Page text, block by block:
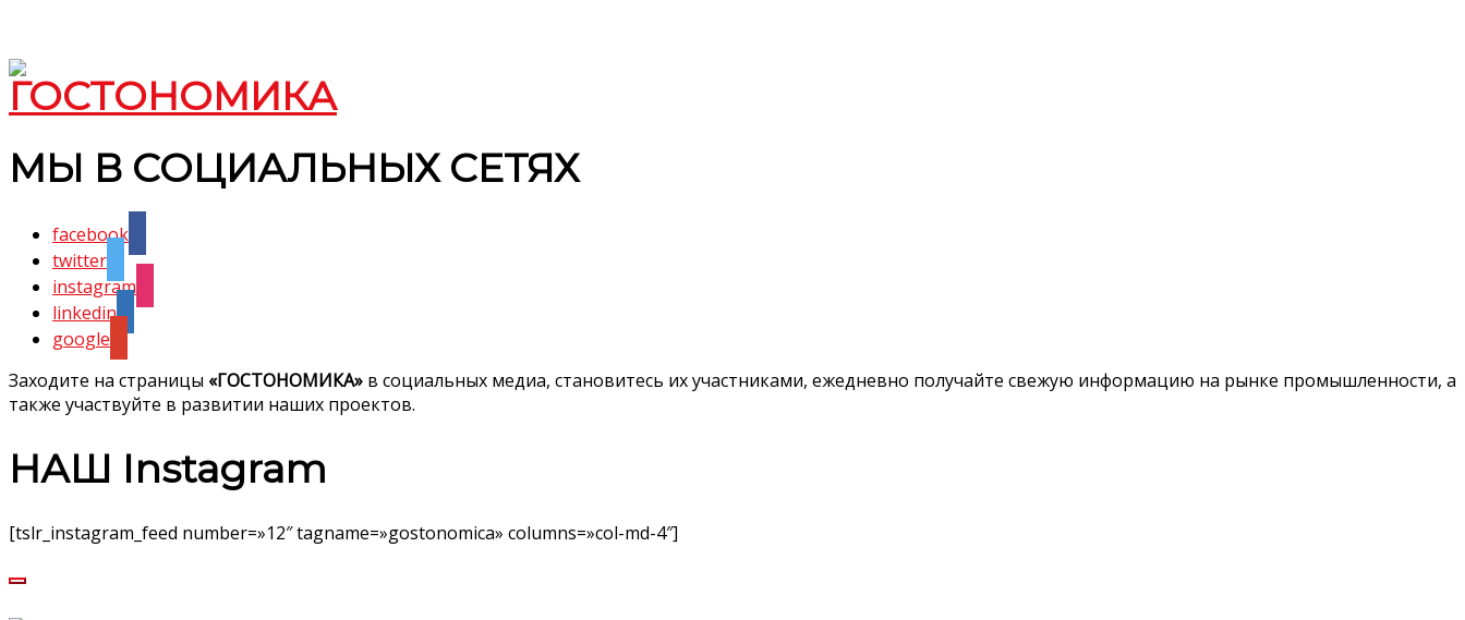
МЫ В СОЦИАЛЬНЫХ СЕТЯХ
facebook
twitter
instagram
linkedin
google
Заходите на страницы «ГОСТОНОМИКА» в социальных медиа, становитесь их участниками, ежедневно получайте свежую информацию на рынке промышленности, а
также участвуйте в развитии наших проектов.
НАШ Instagram
[tslr_instagram_feed number=»12″ tagname=»gostonomica» columns=»col-md-4″]